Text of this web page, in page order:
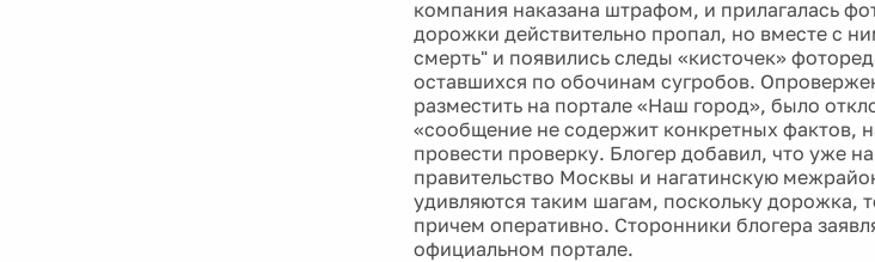
компания наказана штрафом, и прилагалась
дорожки действительно пропал, но вместе с
смерть" и появились следы «кисточек»
оставшихся по обочинам сугробов.
разместить на портале «Наш город», было
«сообщение не содержит конкретных фактов,
провести проверку. Блогер добавил, что уже
правительство Москвы и нагатинскую
удивляются таким шагам, поскольку дорожка,
причем оперативно. Сторонники блогера
официальном портале.